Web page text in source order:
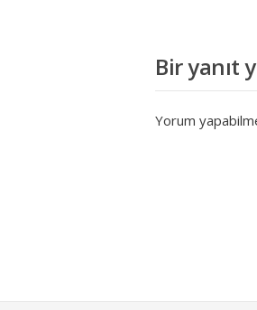
Bir yanıt
Yorum